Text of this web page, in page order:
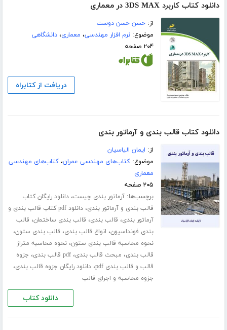
دانلود کتاب کاربرد 3DS MAX در معماری
از:حسن حسن دوست
موضوع:نرم افزار مهندسی، معماری،دانشگاهی
۲۰۴ صفحه
دریافت از کتابراه
دانلود کتاب قالب بندی و آرماتور بندی
از: ایمان الیاسیان
موضوع:کتاب‌های مهندسی عمران،کتاب‌های مهندسی
معماری
۲۰۵ صفحه
برچسب‌ها:آرماتور بندی چیست،دانلود رایگان کتاب
قالب بندی و آرماتور بندی،
دانلود pdf کتاب قالب بندی و
آرماتور بندی، قالب بندی، قالب بندی ساختمان، قالب
بندی فونداسیون، انواع قالب بندی، قالب بندی ستون،
نحوه محاسبه قالب بندی ستون،نحوه محاسبه متراژ
قالب بندی، مبحث قالب بندی،pdf قالب بندی ، جزوه
قالب و قالب بندی pdf
،دانلود رایگان جزوه قالب بندی،
جزوه محاسبه و اجرای قالب
دانلود کتاب